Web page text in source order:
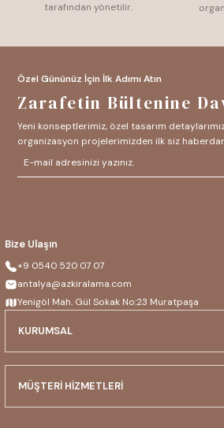
tarafından yönetilir.
Bize Ulaşın
+9 0540 520 07 07
antalya@azkiralama.com
Yenigöl Mah. Gül Sokak No:23 Muratpaşa
KURUMSAL
MÜŞTERİ HİZMETLERİ
Özel Gününüz İçin İlk Adımı Atın
Zarafetin Bültenine
Yeni konseptlerimiz, özel tasarım
organizasyon projelerimizden ilk siz